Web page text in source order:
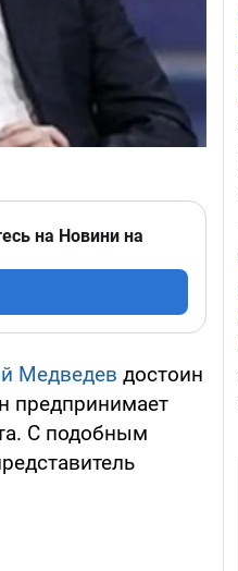
на Новини на
Медведев достоин
предпринимает
С подобным